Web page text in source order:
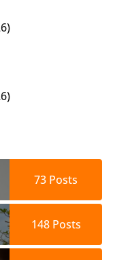
73 Posts
148Posts